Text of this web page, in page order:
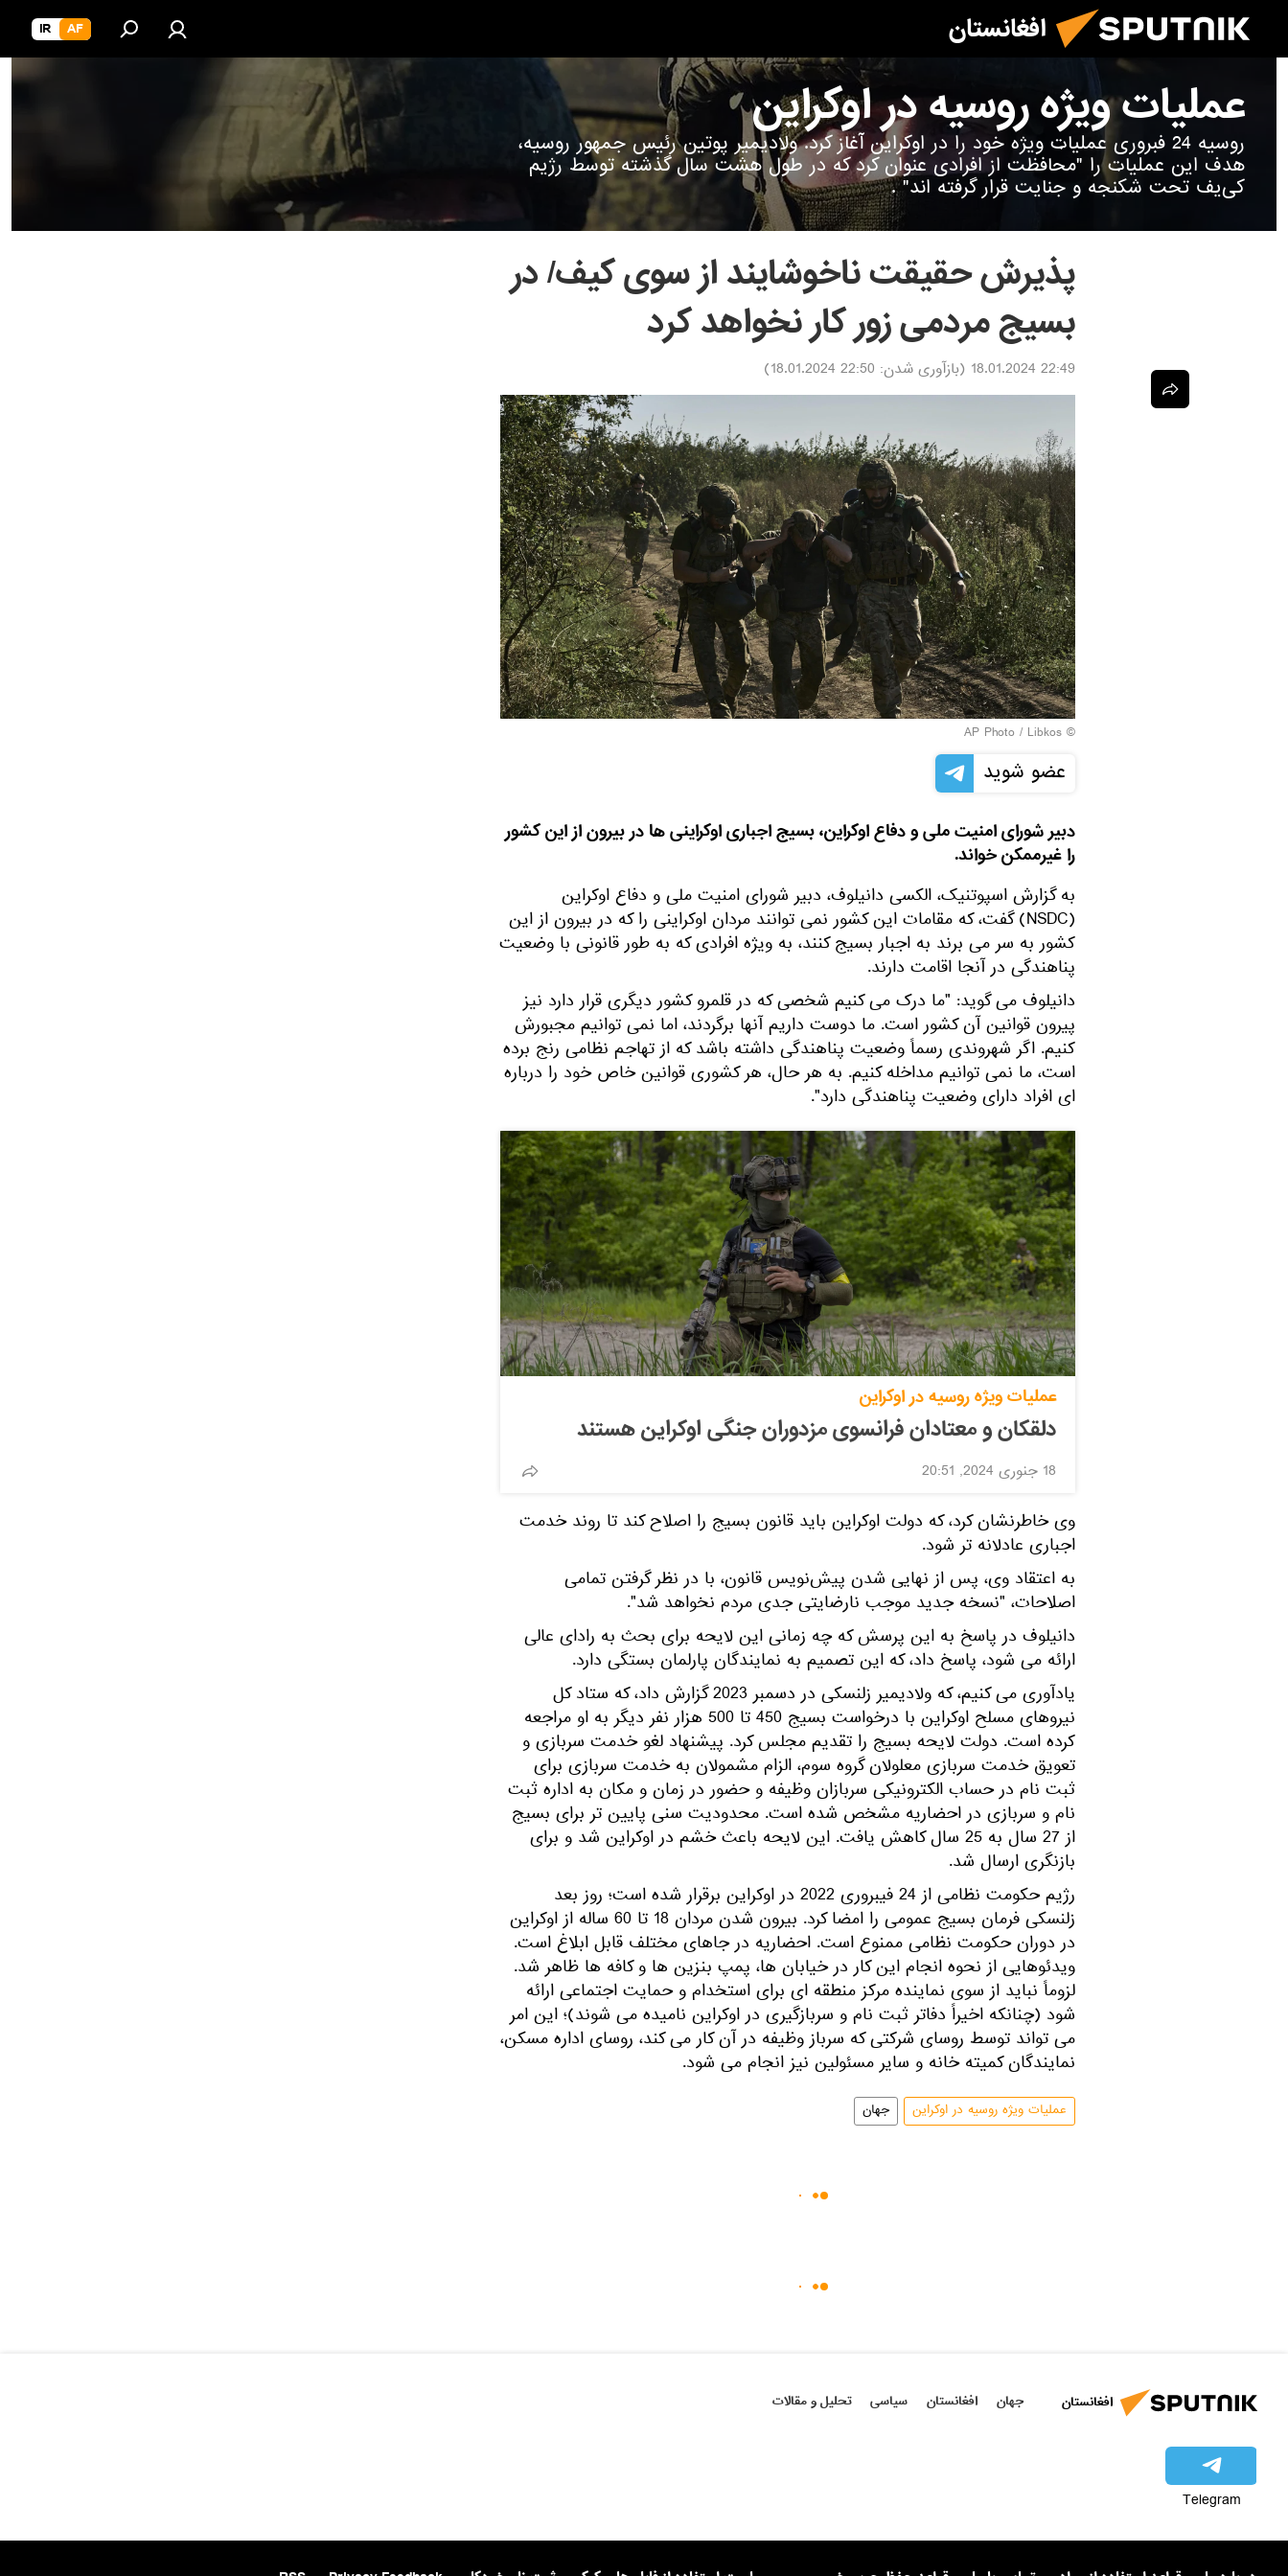
افغانستان AF
IR
عملیات ویژه روسیه در اوکراین
روسیه 24 فبروری عملیات ویژه خود را در اوکراین آغاز کرد. ولادیمیر پوتین رئیس جمهور روسیه،
هدف این عملیات را "محافظت از افرادی عنوان کرد که در طول هشت سال گذشته توسط رژیم
کی‌یف تحت شکنجه و جنایت قرار گرفته اند" .
پذیرش حقیقت ناخوشایند از سوی کیف/ در
بسیج مردمی زور کار نخواهد کرد
22:49 18.01.2024 (بازآوری شدن: 22:50 18.01.2024
)
© AP Photo / Libkos
عضو شوید
دبیر شورای امنیت ملی و دفاع اوکراین، بسیج اجباری اوکراینی ها در بیرون از این کشور
را غیرممکن خواند.
به گزارش اسپوتنیک، الکسی دانیلوف، دبیر شورای امنیت ملی و دفاع اوکراین
(NSDC) گفت، که مقامات این کشور نمی توانند مردان اوکراینی را که در بیرون از این
کشور به سر می برند به اجبار بسیج کنند، به ویژه افرادی که به طور قانونی با وضعیت
پناهندگی در آنجا اقامت دارند.
دانیلوف می گوید: "ما درک می کنیم شخصی که در قلمرو کشور دیگری قرار دارد نیز
پیرون قوانین آن کشور است. ما دوست داریم آنها برگردند، اما نمی توانیم مجبورش
کنیم. اگر شهروندی رسماً وضعیت پناهندگی داشته باشد که از تهاجم نظامی رنج برده
است، ما نمی توانیم مداخله کنیم. به هر حال، هر کشوری قوانین خاص خود را درباره
ای افراد دارای وضعیت پناهندگی دارد".
عملیات ویژه روسیه در اوکراین
دلقکان و معتادان فرانسوی مزدوران جنگی اوکراین هستند
18 جنوری 2024, 20:51
وی خاطرنشان کرد، که دولت اوکراین باید قانون بسیج را اصلاح کند تا روند خدمت
اجباری عادلانه تر شود.
به اعتقاد وی، پس از نهایی شدن پیش‌نویس قانون، با در نظر گرفتن تمامی
اصلاحات، "نسخه جدید موجب نارضایتی جدی مردم نخواهد شد".
دانیلوف در پاسخ به این پرسش که چه زمانی این لایحه برای بحث به رادای عالی
ارائه می شود، پاسخ داد، که این تصمیم به نمایندگان پارلمان بستگی دارد.
یادآوری می کنیم، که ولادیمیر زلنسکی در دسمبر 2023 گزارش داد، که ستاد کل
نیروهای مسلح اوکراین با درخواست بسیج 450 تا 500 هزار نفر دیگر به او مراجعه
کرده است. دولت لایحه بسیج را تقدیم مجلس کرد. پیشنهاد لغو خدمت سربازی و
تعویق خدمت سربازی معلولان گروه سوم، الزام مشمولان به خدمت سربازی برای
ثبت نام در حساب الکترونیکی سربازان وظیفه و حضور در زمان و مکان به اداره ثبت
نام و سربازی در احضاریه مشخص شده است. محدودیت سنی پایین تر برای بسیج
از 27 سال به 25 سال کاهش یافت. این لایحه باعث خشم در اوکراین شد و برای
بازنگری ارسال شد.
رژیم حکومت نظامی از 24 فیبروری 2022 در اوکراین برقرار شده است؛ روز بعد
زلنسکی فرمان بسیج عمومی را امضا کرد. بیرون شدن مردان 18 تا 60 ساله از اوکراین
در دوران حکومت نظامی ممنوع است. احضاریه در جاهای مختلف قابل ابلاغ است.
ویدئوهایی از نحوه انجام این کار در خیابان ها، پمپ بنزین ها و کافه ها ظاهر شد.
لزوماً نباید از سوی نماینده مرکز منطقه ای برای استخدام و حمایت اجتماعی ارائه
شود (چنانکه اخیراً دفاتر ثبت نام و سربازگیری در اوکراین نامیده می شوند)؛ این امر
می تواند توسط روسای شرکتی که سرباز وظیفه در آن کار می کند، روسای اداره مسکن،
نمایندگان کمیته خانه و سایر مسئولین نیز انجام می شود.
عملیات ویژه روسیه در اوکراین جهان
افغانستان جهان افغانستان سیاسی تحلیل و مقالات
Telegram